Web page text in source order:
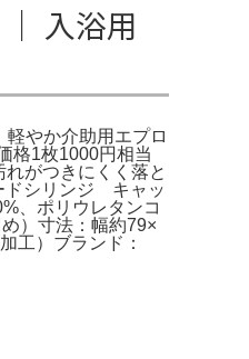
入浴用
やか介助用エプロ
枚1000円相当
がつきにくく落と
ドシリンジ キャッ
、ポリウレタンコ
）寸法：幅約79×
工）ブランド：